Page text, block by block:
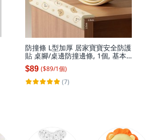
防撞條 L型加厚 居家寶寶安全防護
貼 桌腳/桌邊防撞邊條, 1個, 基本-
小熊黃色 5cmX200cm, 小熊黃色
$89 ($89/1個)
(7)